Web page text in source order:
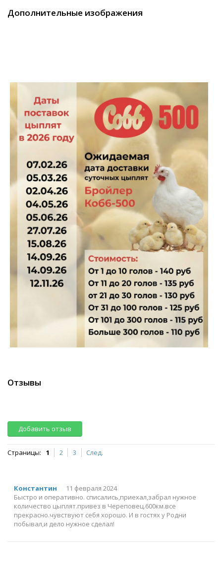
Дополнительные изображения
Отзывы
Добавить отзыв
Страницы: 1 2 3 След.
Константин
11 февраля 2024
Быстро и оперативно. списались,приехал,забрал нужное
количество цыплят.привез в Череповец.600км.все
прекрасно.чувствуют себя хорошо. И в гостях у Родни
побывал,и дело нужное сделал!